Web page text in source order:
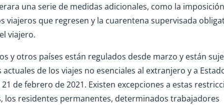
una serie de medidas adicionales, como la
viajeros que regresen y la cuarentena supervisada
viajero.
y otros países están regulados desde marzo y están
de los viajes no esenciales al extranjero y a
de febrero de 2021. Existen excepciones a estas
los residentes permanentes, determinados trabajadores